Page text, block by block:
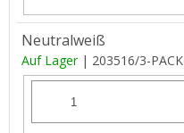
Neutralweiß
Auf Lager | 203516/3-PACK